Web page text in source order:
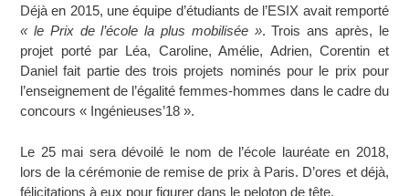
Déjà en 2015, une équipe d’étudiants de l’ESIX avait remporté
« le Prix de l’école la plus mobilisée ». Trois ans après, le
projet porté par Léa, Caroline, Amélie, Adrien, Corentin et
Daniel fait partie des trois projets nominés pour le prix pour
l’enseignement de l’égalité femmes-hommes dans le cadre du
concours « Ingénieuses’18 ».
Le 25 mai sera dévoilé le nom de l’école lauréate en 2018,
lors de la cérémonie de remise de prix à Paris. D’ores et déjà,
félicitations à eux pour figurer dans le peloton de tête.